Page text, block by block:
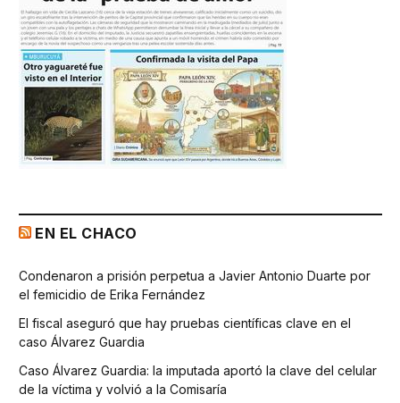
EN EL CHACO
Condenaron a prisión perpetua a Javier Antonio Duarte por
el femicidio de Erika Fernández
El fiscal aseguró que hay pruebas científicas clave en el
caso Álvarez Guardia
Caso Álvarez Guardia: la imputada aportó la clave del celular
de la víctima y volvió a la Comisaría